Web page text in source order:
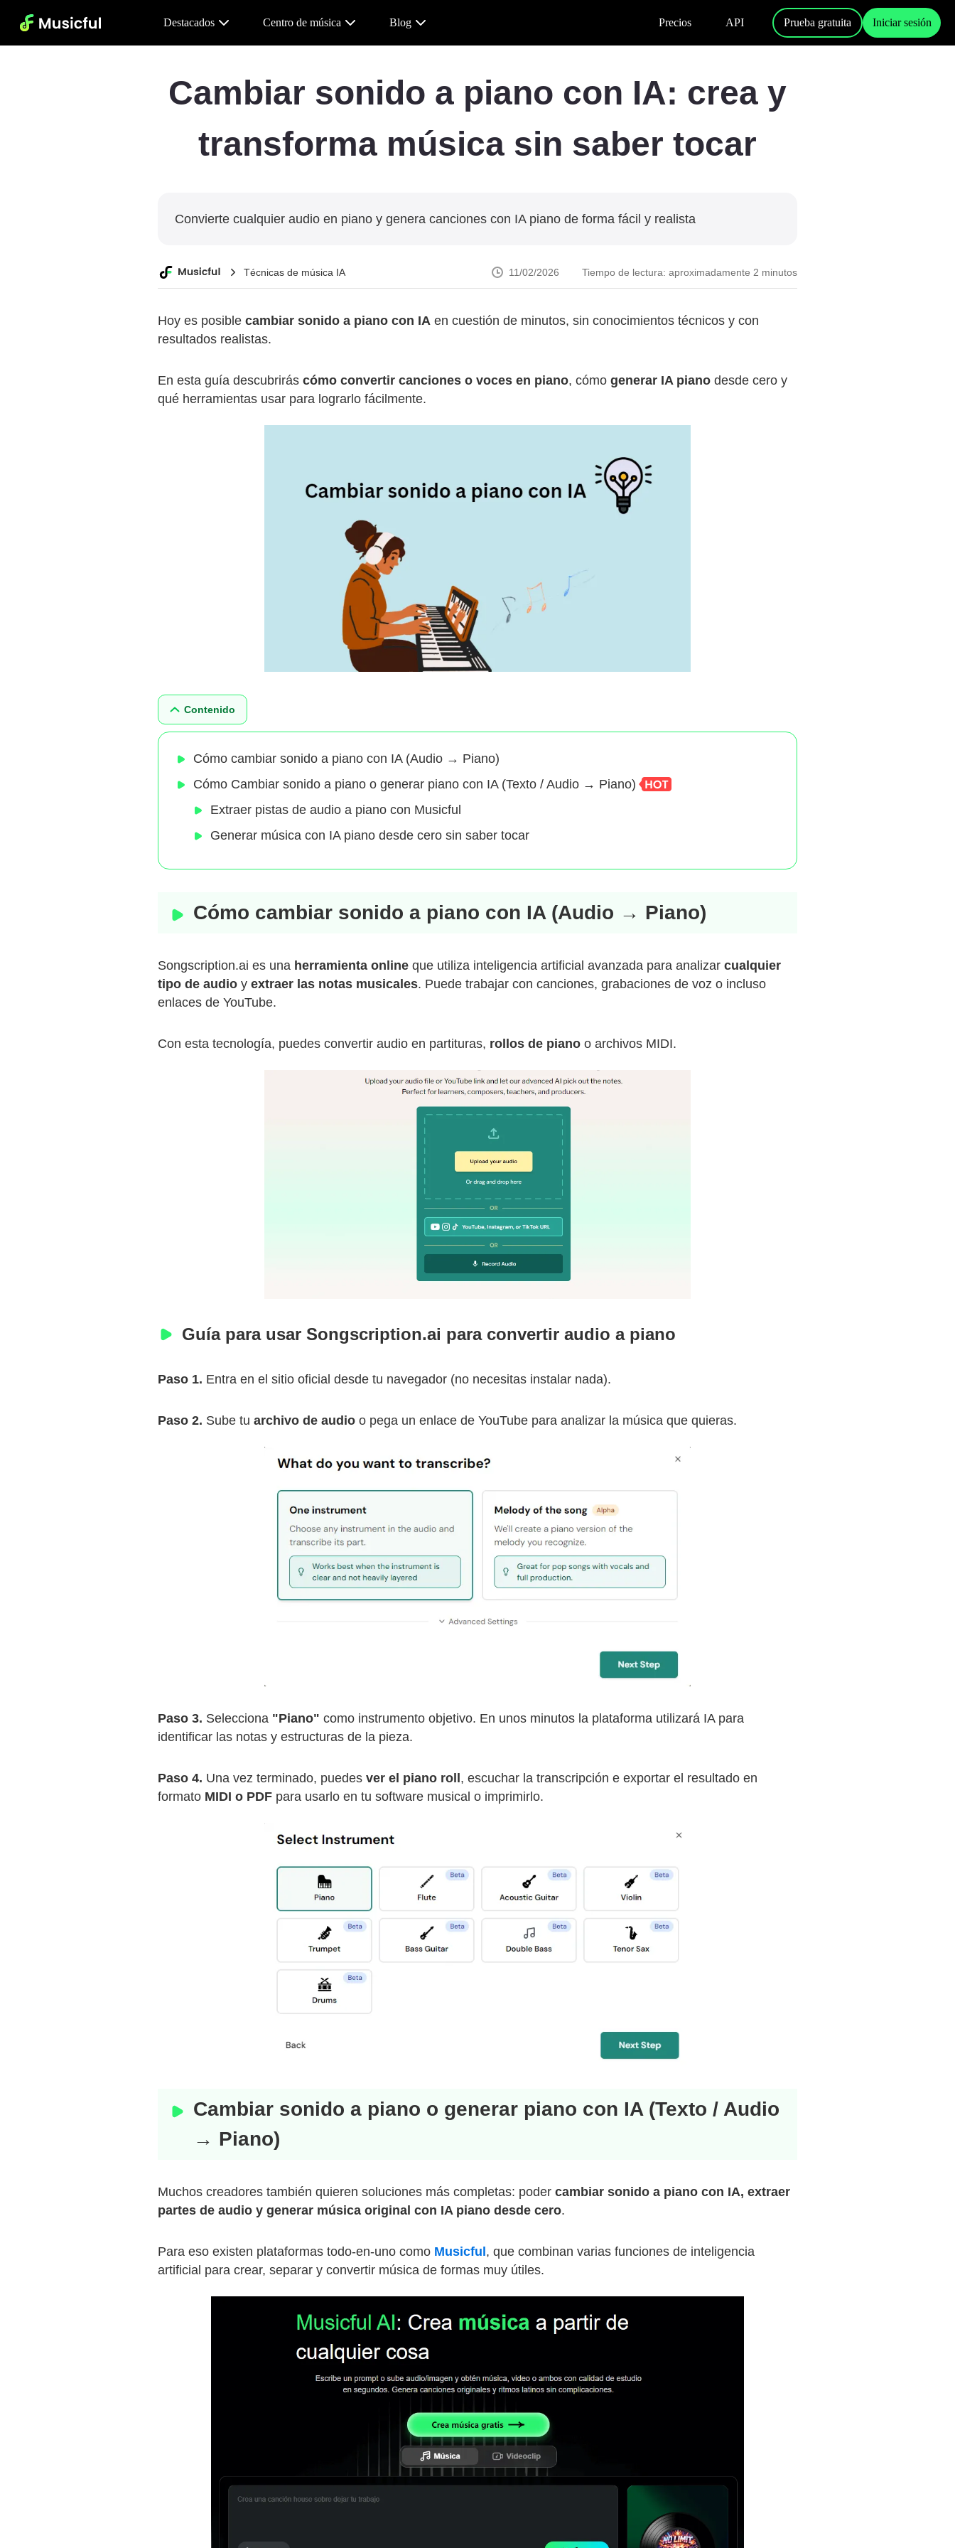
Destacados Centro de música Blog Precios API Prueba gratuita Iniciar sesión
Cambiar sonido a piano con IA: crea y
transforma música sin saber tocar
Convierte cualquier audio en piano y genera canciones con IA piano de forma fácil y realista
Técnicas de música IA 11/02/2026 Tiempo de lectura: aproximadamente 2 minutos
Hoy es posible cambiar sonido a piano con IA en cuestión de minutos, sin conocimientos técnicos y con
resultados realistas.
En esta guía descubrirás cómo convertir canciones o voces en piano, cómo generar IA piano desde cero y
qué herramientas usar para lograrlo fácilmente.
Contenido
Cómo cambiar sonido a piano con IA (Audio → Piano)
Cómo Cambiar sonido a piano o generar piano con IA (Texto / Audio → Piano)
Extraer pistas de audio a piano con Musicful
Generar música con IA piano desde cero sin saber tocar
Cómo cambiar sonido a piano con IA (Audio → Piano)
Songscription.ai es una herramienta online que utiliza inteligencia artificial avanzada para analizar cualquier
tipo de audio y extraer las notas musicales. Puede trabajar con canciones, grabaciones de voz o incluso
enlaces de YouTube.
Con esta tecnología, puedes convertir audio en partituras, rollos de piano o archivos MIDI.
Guía para usar Songscription.ai para convertir audio a piano
Paso 1. Entra en el sitio oficial desde tu navegador (no necesitas instalar nada).
Paso 2. Sube tu archivo de audio o pega un enlace de YouTube para analizar la música que quieras.
Paso 3. Selecciona "Piano" como instrumento objetivo. En unos minutos la plataforma utilizará IA para
identificar las notas y estructuras de la pieza.
Paso 4. Una vez terminado, puedes ver el piano roll , escuchar la transcripción e exportar el resultado en
formato MIDI o PDF para usarlo en tu software musical o imprimirlo.
Cambiar sonido a piano o generar piano con IA (Texto / Audio
→ Piano)
Muchos creadores también quieren soluciones más completas: poder cambiar sonido a piano con IA, extraer
partes de audio y generar música original con IA piano desde cero.
Para eso existen plataformas todo-en-uno como Musicful , que combinan varias funciones de inteligencia
artificial para crear, separar y convertir música de formas muy útiles.